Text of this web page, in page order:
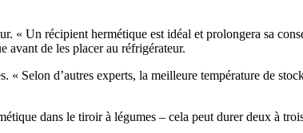
« Un récipient hermétique est idéal et prolongera sa
avant de les placer au réfrigérateur.
d’autres experts, la meilleure température de
dans le tiroir à légumes – cela peut durer deux à